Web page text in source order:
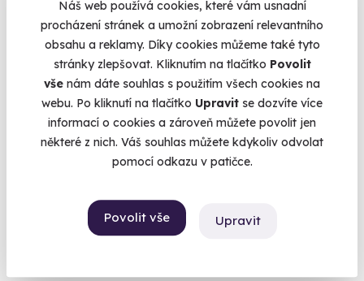
Náš web používá cookies, které vám usnadní
procházení stránek a umožní zobrazení relevantního
obsahu a reklamy. Díky cookies můžeme také tyto
stránky zlepšovat. Kliknutím na tlačítko Povolit
vše nám dáte souhlas s použitím všech cookies na
webu. Po kliknutí na tlačítko Upravit se dozvíte více
informací o cookies a zároveň můžete povolit jen
některé z nich. Váš souhlas můžete kdykoliv odvolat
pomocí odkazu v patičce.
Povolit vše Upravit
9.5
Zážitková střelba: Dlouhé zbraně - 6 zbraní
Z každé zbraně si zastřílíte pětkrát - celkem 30 výstřelů.
Otrokovice - vnitřní střelnice
1 899 Kč